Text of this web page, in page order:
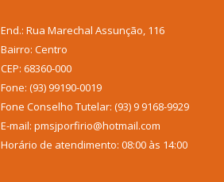
End.: Rua Marechal Assunção, 116
Bairro: Centro
CEP: 68360-000
Fone: (93) 99190-0019
Fone Conselho Tutelar: (93) 9 9168-9929
E-mail: pmsjporfirio@hotmail.com
Horário de atendimento: 08:00 às 14:00